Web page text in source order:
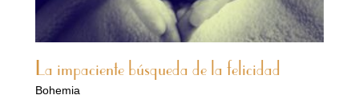
La impaciente búsqueda de la felicidad
Bohemia